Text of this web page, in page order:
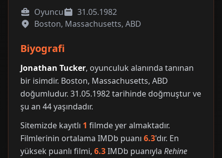
Oyuncu
31.05.1982
Boston, Massachusetts, ABD
Biyografi
Jonathan Tucker, oyunculuk alanında tanınan
bir isimdir. Boston, Massachusetts, ABD
doğumludur. 31.05.1982 tarihinde doğmuştur ve
şu an 44 yaşındadır.
Sitemizde kayıtlı 1 filmde yer almaktadır.
Filmlerinin ortalama IMDb puanı 6.3'dır. En
yüksek puanlı filmi, 6.3IMDb puanıyla Rehine